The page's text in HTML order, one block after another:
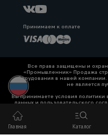
Принимаем к оплате
Все права защищены и
«Промышленник» Продажа
оборудования в нашей
не является
Вы принимаете условия
данных и пользовательского
свои данные в любой форме
Политика
Главная Каталог